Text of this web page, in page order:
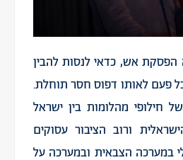
אש, כדאי לנסות להבין
פעם לאותו דפוס חסר תוחלת.
חילופי מהלומות בין ישראל
ורוב הציבור עסוקים
במערכה הצבאית ובמערכה על